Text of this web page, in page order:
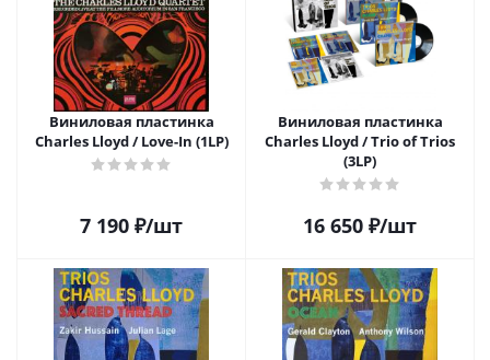
Виниловая пластинка
Charles Lloyd / Love-In (1LP)
7 190 ₽/шт
Виниловая пластинка
Charles Lloyd / Trio of Trios
(3LP)
16 650 ₽/шт